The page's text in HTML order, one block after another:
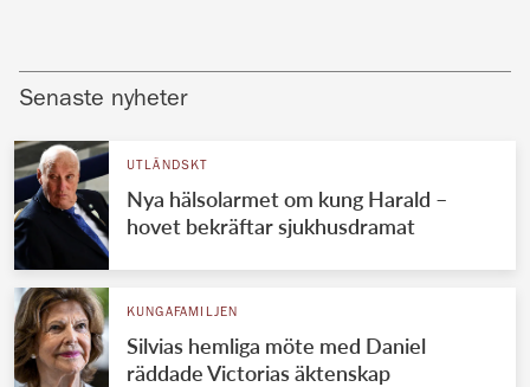
Senaste nyheter
UTLÄNDSKT
Nya hälsolarmet om kung Harald –
hovet bekräftar sjukhusdramat
KUNGAFAMILJEN
Silvias hemliga möte med Daniel
räddade Victorias äktenskap